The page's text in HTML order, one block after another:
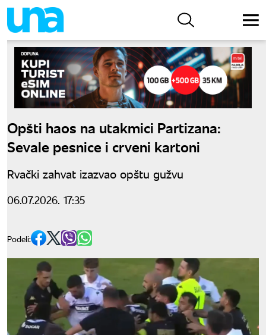
Opšti haos na utakmici Partizana:
Sevale pesnice i crveni kartoni
Rvački zahvat izazvao opštu gužvu
06.07.2026. 17:35
Podeli: